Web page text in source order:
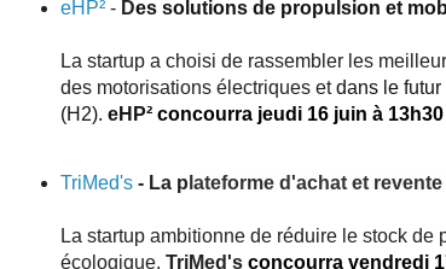
eHP²- Des solutions de propulsion et
La startup a choisi de rassembler les
des motorisations électriques etdans le
(H2). eHP² concourra jeudi 16 juin à
TriMed's - La p lateforme d'achat et
La startup ambitionne de réduire le stock
écologique. TriMed's concourra vendredi